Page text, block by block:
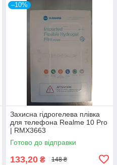
–10%
Захисна гідрогелева плівка
для телефона Realme 10 Pro
| RMX3663
Готово до відправки
133,20 ₴ 148 ₴